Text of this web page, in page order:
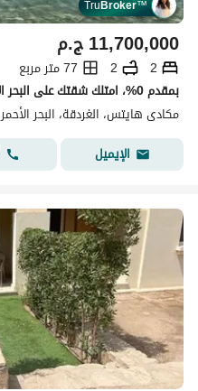
TruBroker™
ج.م11,700,000
2
2
77 متر مربع
بمقدم 0%، امتلك شقتك على البحر الأحمر مع اطلاله بانوراميه
مكادى هايتس، الغردقة، البحر الأحمر
الإيميل